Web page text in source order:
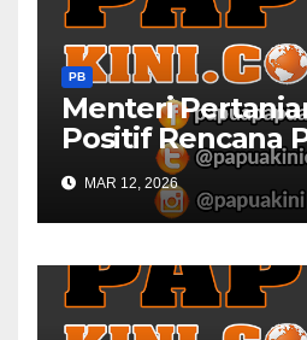
PB
Menteri
Positif Rencana
Sawah dan
Barat
MAR 12, 2026